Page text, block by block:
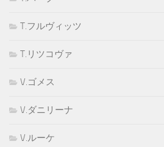
T.フルヴィッツ
T.リツコヴァ
V.ゴメス
V.ダニリーナ
V.ルーケ